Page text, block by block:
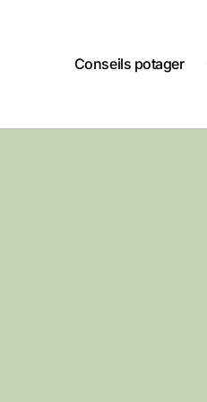
Conseils potager